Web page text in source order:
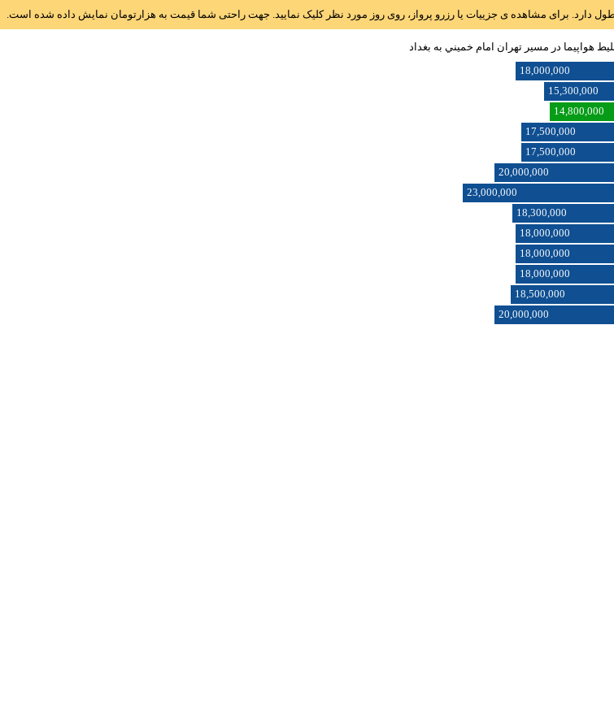
دارد. برای مشاهده ی جزییات یا رزرو پرواز، روی روز مورد نظر کلیک نمایید. جهت راحتی شما قیمت به هزارتومان نمایش داده شده است.
هواپیما در مسیر تهران امام خميني به بغداد
18,000,000
15,300,000
14,800,000
17,500,000
17,500,000
20,000,000
23,000,000
18,300,000
18,000,000
18,000,000
18,000,000
18,500,000
20,000,000